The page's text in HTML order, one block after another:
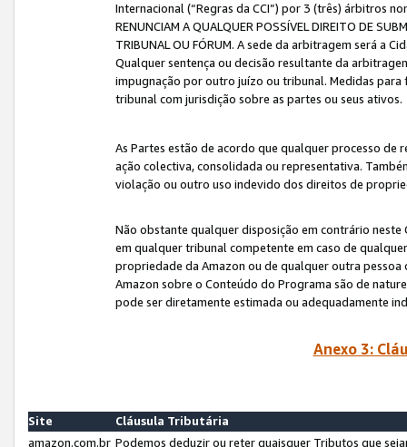
Internacional (“Regras da CCI”) por 3 (três) árbitros
RENUNCIAM A QUALQUER POSSÍVEL DIREITO DE
TRIBUNAL OU FÓRUM. A sede da arbitragem será a
Qualquer sentença ou decisão resultante da
impugnação por outro juízo ou tribunal. Medidas
tribunal com jurisdição sobre as partes ou seus ativos.
As Partes estão de acordo que qualquer processo
ação colectiva, consolidada ou representativa.
violação ou outro uso indevido dos direitos de
Não obstante qualquer disposição em contrário
em qualquer tribunal competente em caso de
propriedade da Amazon ou de qualquer outra
Amazon sobre o Conteúdo do Programa são de
pode ser diretamente estimada ou adequadamente
Anexo 3:
Site
Cláusula Tributária
amazon.com.br Podemos deduzir ou reter quaisquer Tributos que